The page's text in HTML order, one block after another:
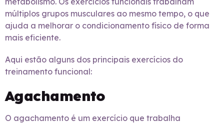
múltiplos grupos musculares ao mesmo tempo, o que
ajuda a melhorar o condicionamento físico de forma
mais eficiente.
Aqui estão alguns dos principais exercícios do
treinamento funcional:
Agachamento
O agachamento é um exercício que trabalha